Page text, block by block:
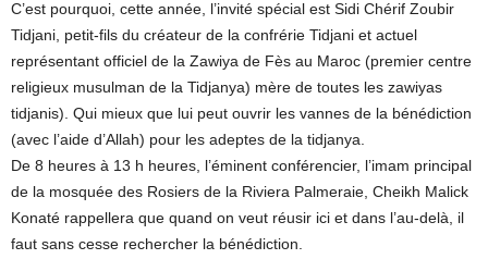
C’est pourquoi, cette année, l’invité spécial est Sidi Chérif Zoubir
Tidjani, petit-fils du créateur de la confrérie Tidjani et actuel
représentant officiel de la Zawiya de Fès au Maroc (premier centre
religieux musulman de la Tidjanya) mère de toutes les zawiyas
tidjanis). Qui mieux que lui peut ouvrir les vannes de la bénédiction
(avec l’aide d’Allah) pour les adeptes de la tidjanya.
De 8 heures à 13 h heures, l’éminent conférencier, l’imam principal
de la mosquée des Rosiers de la Riviera Palmeraie, Cheikh Malick
Konaté rappellera que quand on veut réusir ici et dans l’au-delà, il
faut sans cesse rechercher la bénédiction.